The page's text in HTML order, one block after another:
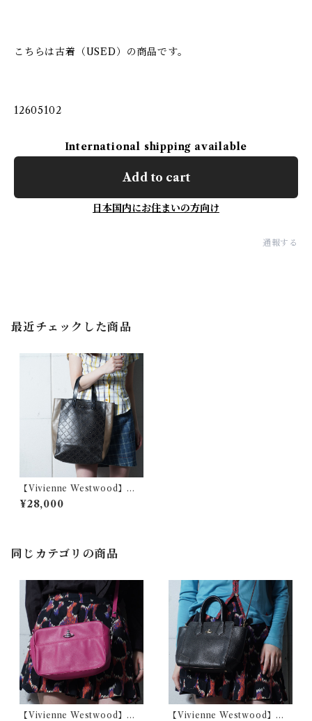
こちらは古着（USED）の商品です。
12605102
International shipping available
Add to cart
日本国内にお住まいの方向け
通報する
最近チェックした商品
【Vivienne Westwood】ヴ
ィヴィアンウエストウッド オ
ーブロゴ レザートートバッグ
¥28,000
同じカテゴリの商品
【Vivienne Westwood】ヴ
【Vivienne Westwood】ヴ